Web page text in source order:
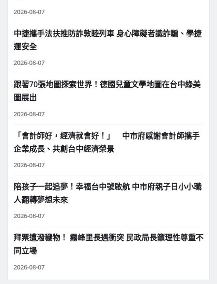
2026-08-07
中捷攜手法扶推防詐敦睦列車 身心障礙者識詐騙、學捷
運安全
2026-08-07
跟著70張地圖探索世界！德國兒童文學地圖在台中綠美
圖展出
2026-08-07
「會計師好，經濟就會好！」 中市府感謝會計師攜手
企業成長、共創台中經濟榮景
2026-08-07
陪孩子一起追夢！幸福台中號啟航 中市府親子日小小職
人翻轉夢想未來
2026-08-07
拜票遭潑穢物！ 霧峰里長遇衝突 民政局長籲理性尊重不
同立場
2026-08-07